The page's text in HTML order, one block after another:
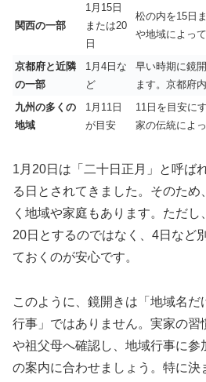
関西の一部
1月15日
または20
日
松の内を15日
や地域によっ
京都府と近隣
の一部
1月4日な
ど
早い時期に鏡
ます。京都府
九州の多くの
地域
1月11日
が目安
11日を目安に
家の伝統によ
1月20日は「二十日正月」と呼ば
る日とされてきました。そのた
く地域や家庭もあります。ただ
20日とするのではなく、4日など
ておくのが安心です。
このように、鏡開きは「地域名だ
行事」ではありません。実家の習
や祖父母へ確認し、地域行事に参
の案内に合わせましょう。特に決